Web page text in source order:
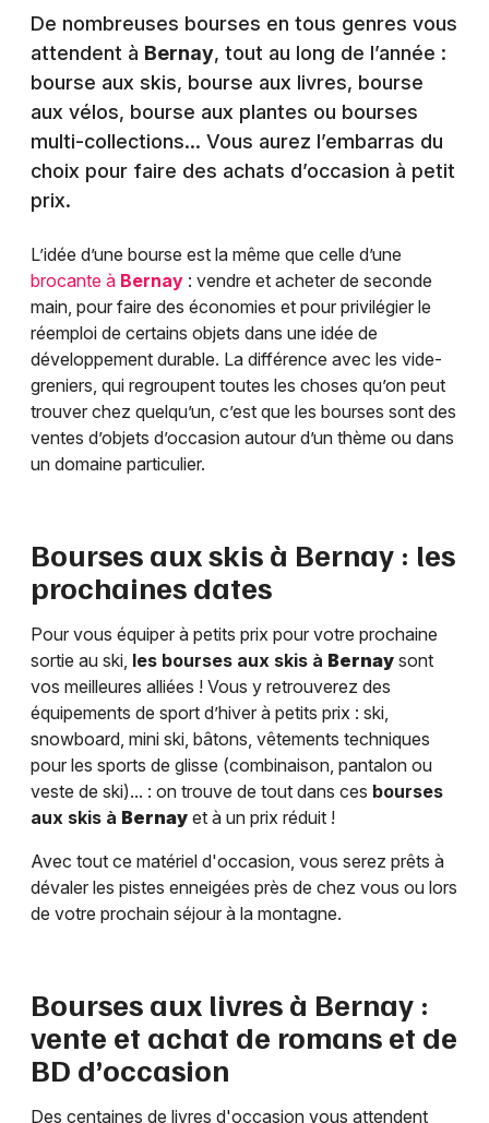
De nombreuses bourses en tous genres vous
attendent à Bernay, tout au long de l’année :
bourse aux skis, bourse aux livres, bourse
aux vélos, bourse aux plantes ou bourses
multi-collections… Vous aurez l’embarras du
choix pour faire des achats d’occasion à petit
prix.
L’idée d’une bourse est la même que celle d’une
brocante à Bernay : vendre et acheter de seconde
main, pour faire des économies et pour privilégier le
réemploi de certains objets dans une idée de
développement durable. La différence avec les vide-
greniers, qui regroupent toutes les choses qu’on peut
trouver chez quelqu’un, c’est que les bourses sont des
ventes d’objets d’occasion autour d’un thème ou dans
un domaine particulier.
Bourses aux skis à Bernay : les
prochaines dates
Pour vous équiper à petits prix pour votre prochaine
sortie au ski, les bourses aux skis à Bernay sont
vos meilleures alliées ! Vous y retrouverez des
équipements de sport d’hiver à petits prix : ski,
snowboard, mini ski, bâtons, vêtements techniques
pour les sports de glisse (combinaison, pantalon ou
veste de ski)... : on trouve de tout dans ces bourses
aux skis à Bernay et à un prix réduit !
Avec tout ce matériel d'occasion, vous serez prêts à
dévaler les pistes enneigées près de chez vous ou lors
de votre prochain séjour à la montagne.
Bourses aux livres à Bernay :
vente et achat de romans et de
BD d’occasion
Des centaines de livres d'occasion vous attendent